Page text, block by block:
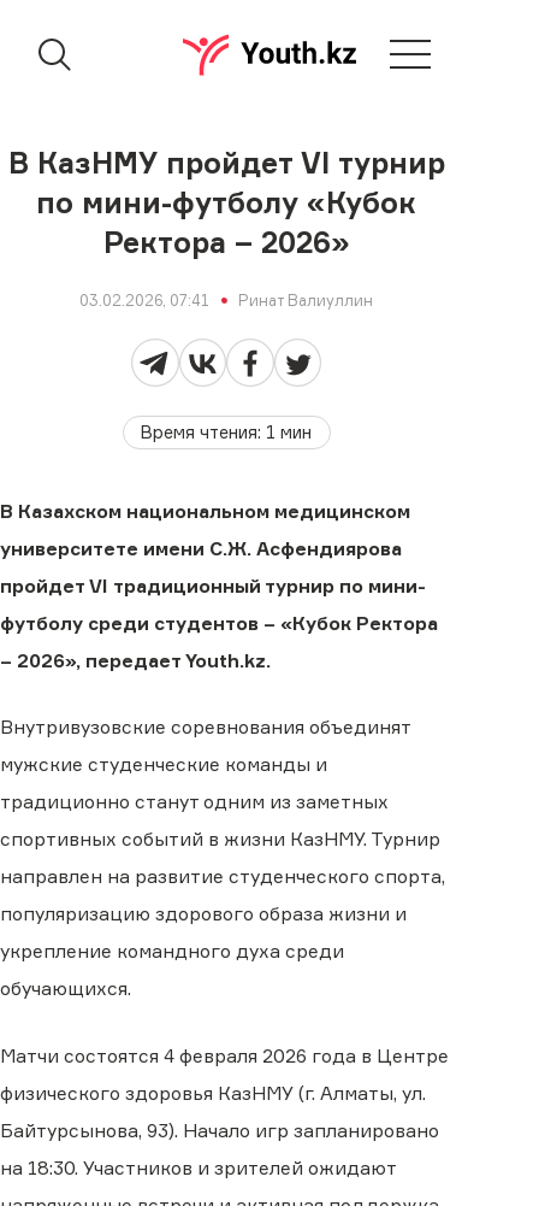
В КазНМУ пройдет VI турнир
по мини-футболу «Кубок
Ректора – 2026»
03.02.2026, 07:41 Ринат Валиуллин
Время чтения: 1 мин
В Казахском национальном медицинском
университете имени С.Ж. Асфендиярова
пройдет VI традиционный турнир по мини-
футболу среди студентов – «Кубок Ректора
– 2026», передает Youth.kz.
Внутривузовские соревнования объединят
мужские студенческие команды и
традиционно станут одним из заметных
спортивных событий в жизни КазНМУ. Турнир
направлен на развитие студенческого спорта,
популяризацию здорового образа жизни и
укрепление командного духа среди
обучающихся.
Матчи состоятся 4 февраля 2026 года в Центре
физического здоровья КазНМУ (г. Алматы, ул.
Байтурсынова, 93). Начало игр запланировано
на 18:30. Участников и зрителей ожидают